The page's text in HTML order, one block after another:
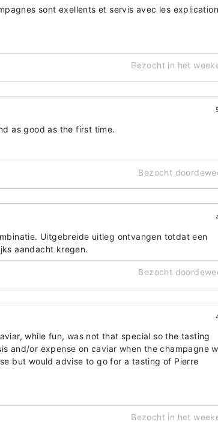
sont exellents et servis avec les
Bezocht in het
as good as the first time.
Bezocht
Uitgebreide uitleg ontvangen totdat een
aandacht kregen.
Bezocht
while fun, was not that special so the tasting
and/or expense on caviar when the champagne
but would advise to go for a tasting of Pierre
Bezocht in het